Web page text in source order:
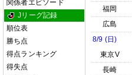
関係者エピソード
Jリーグ記録
順位表
勝ち点
得点ランキング
得失点
福岡
広島
8/9 (日)
東京V
長崎